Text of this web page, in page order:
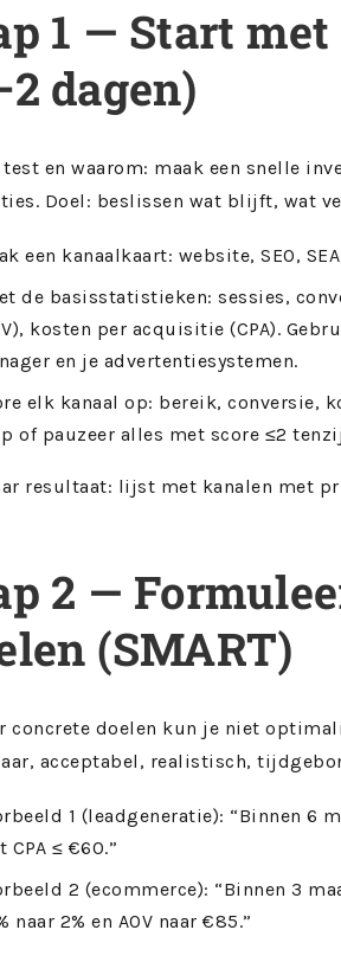
1 — Start
dagen)
test en waarom: maak een snelle
Doel: beslissen wat blijft, wat
een kanaalkaart: website, SEO,
de basisstatistieken: sessies,
kosten per acquisitie (CPA).
en je advertentiesystemen.
elk kanaal op: bereik, conversie,
of pauzeer alles met score ≤2
resultaat: lijst met kanalen met
2 —
(SMART)
concrete doelen kun je niet
acceptabel, realistisch,
1 (leadgeneratie): “Binnen 6
CPA ≤ €60.”
2 (ecommerce): “Binnen 3
naar 2% en AOV naar €85.”